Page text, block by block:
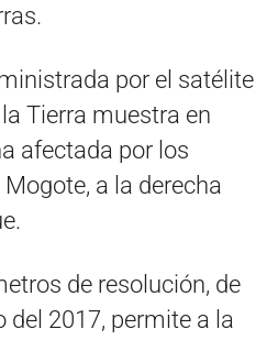
por el satélite
Tierra muestra en
afectada por los
a la derecha
de resolución, de
del 2017, permite a la